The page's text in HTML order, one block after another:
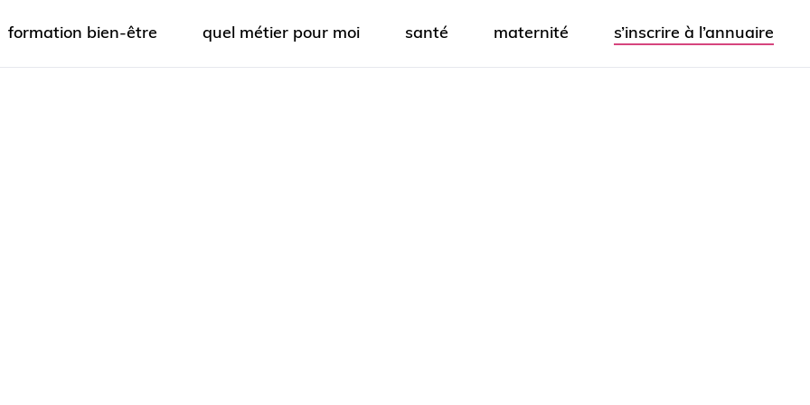
formation bien-être quel métier pour moi santé maternité s’inscrire à l’annuaire